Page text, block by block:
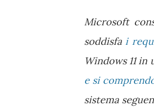
Microsoft
soddisfa i
Windows 11
e si
sistema